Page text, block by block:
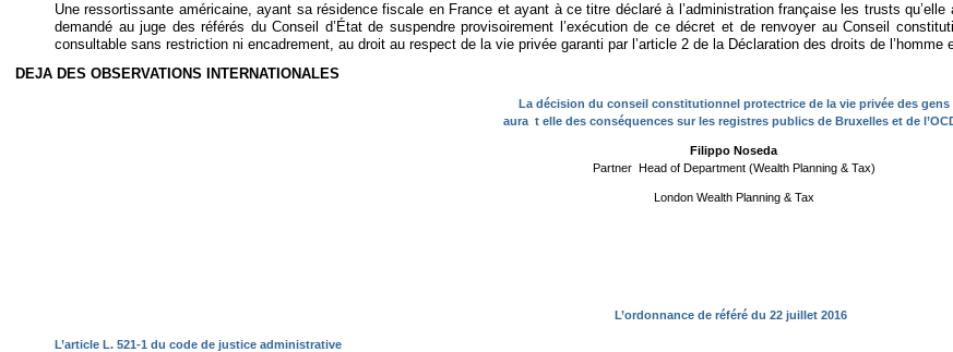
Une ressortissante américaine, ayant sa résidence fiscale en France et ayant à ce titre déclaré à l’administration française les trusts
demandé au juge des référés du Conseil d’État de suspendre provisoirement l’exécution de ce décret et de renvoyer au Conseil
consultable sans restriction ni encadrement, au droit au respect de la vie privée garanti par l’article 2 de la Déclaration des droits de l’homme
DEJA DES OBSERVATIONS INTERNATIONALES
La décision du conseil constitutionnel protectrice de la vie privée des gens
aura t elle des conséquences sur les registres publics de Bruxelles et de
Filippo Noseda
Partner Head of Department (Wealth Planning & Tax)
London Wealth Planning & Tax
L’ordonnance de référé du 22 juillet 2016
L’article L. 521-1 du code de justice administrative